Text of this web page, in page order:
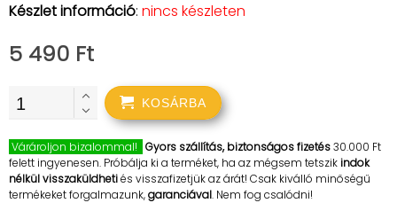
Készlet információ: nincs készleten
5 490 Ft
KOSÁRBA
Várároljon bizalommal! Gyors szállítás, biztonságos fizetés30.000 Ft
felett ingyenesen. Próbálja ki a terméket, ha az mégsem tetszikindok
nélkül visszaküldhetiés visszafizetjük az árát! Csak kiválló minőségű
termékeket forgalmazunk,garanciával. Nem fog csalódni!